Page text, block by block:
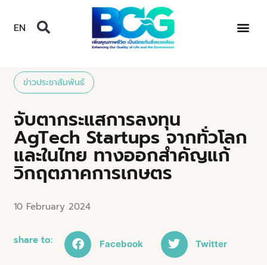
EN
ข่าวประชาสัมพันธ์
จับตากระแสการลงทุน
AgTech Startups จากทั่วโลก
และในไทย ทางออกสำคัญแก้
วิกฤตภาคการเกษตร
10 February 2024
share to: Facebook Twitter